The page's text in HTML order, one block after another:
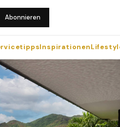
Abonnieren
Inspirationen